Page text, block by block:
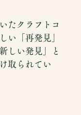
たクラフトコ
い「再発見」
しい発見」と
取られてい